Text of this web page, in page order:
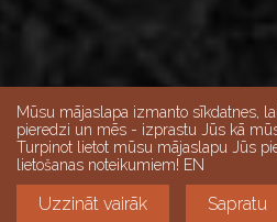
Skatīt lielāku karti
Veikalu darba laiks:
Darba dienās 10:00-18:00,
Svētdien - slēgts
Mūsu mājaslapa izmanto sīkdatnes,
pieredzi un mēs - izprastu Jūs kā
Turpinot lietot mūsu mājaslapu Jūs
lietošanas noteikumiem! EN
Uzzināt vairāk Sapratu